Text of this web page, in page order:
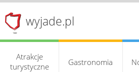
wyjade.pl
Atrakcje
turystyczne
Gastronomia